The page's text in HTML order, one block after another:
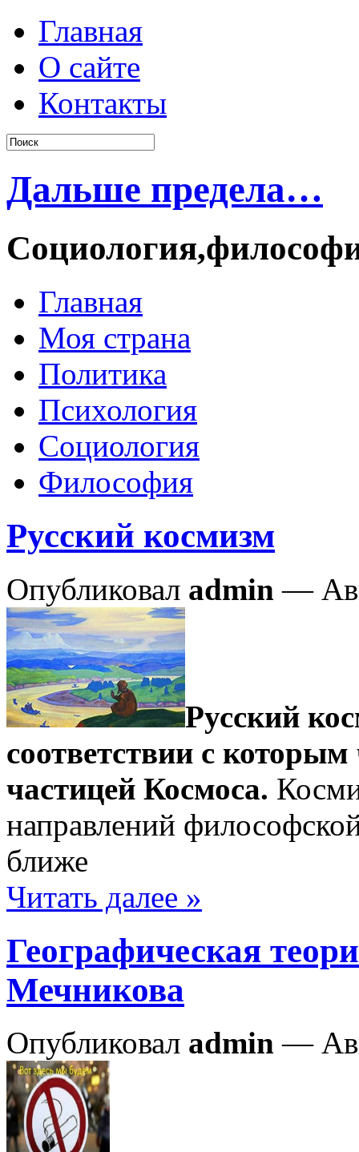
Главная
О сайте
Контакты
Дальше предела…
Главная
Моя страна
Политика
Психология
Социология
Философия
Русский космизм
Опубликовал admin —
Русский
соответствии с которым
частицей Космоса.
направлений
ближе
Читать далее »
Географическая
Мечникова
Опубликовал admin —